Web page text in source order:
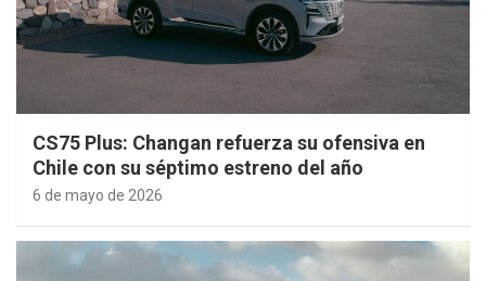
CS75 Plus: Changan refuerza su ofensiva en
Chile con su séptimo estreno del año
6 de mayo de 2026